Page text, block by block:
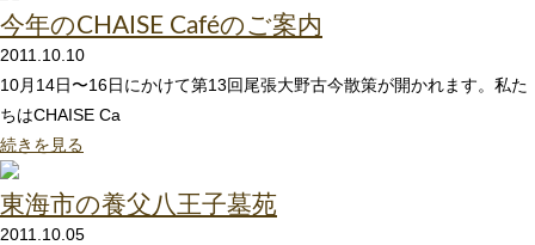
今年のCHAISE Caféのご案内
2011.10.10
10月14日〜16日にかけて第13回尾張大野古今散策が開かれます。私た
ちはCHAISE Ca
続きを見る
東海市の養父八王子墓苑
2011.10.05